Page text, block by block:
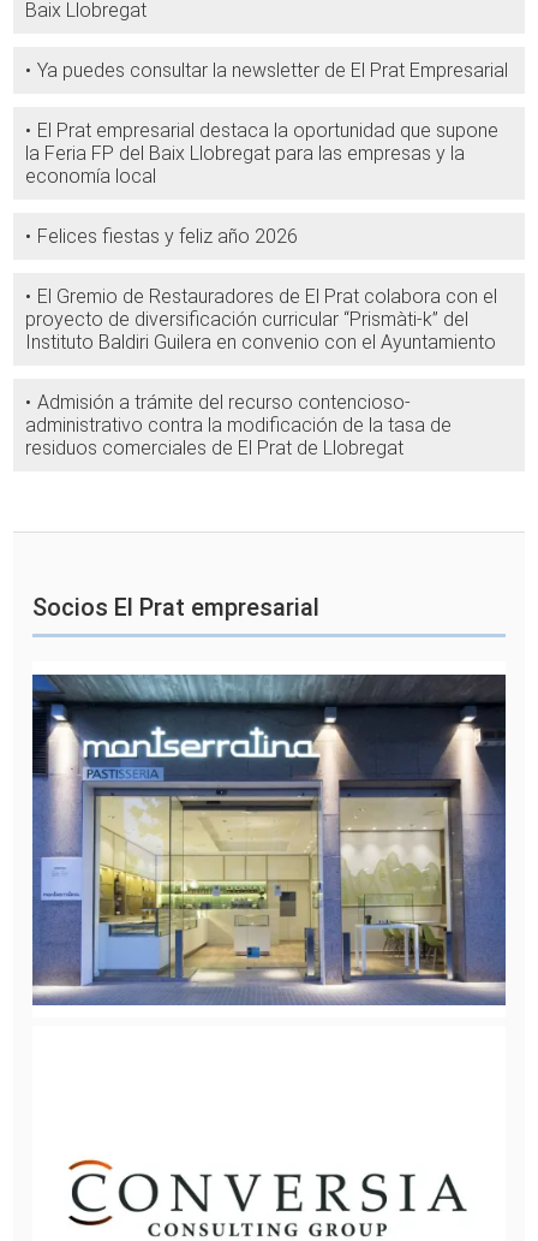
Baix Llobregat
Ya puedes consultar la newsletter de El Prat Empresarial
El Prat empresarial destaca la oportunidad que supone
la Feria FP del Baix Llobregat para las empresas y la
economía local
Felices fiestas y feliz año 2026
El Gremio de Restauradores de El Prat colabora con el
proyecto de diversificación curricular “Prismàti-k” del
Instituto Baldiri Guilera en convenio con el Ayuntamiento
Admisión a trámite del recurso contencioso-
administrativo contra la modificación de la tasa de
residuos comerciales de El Prat de Llobregat
Socios El Prat empresarial